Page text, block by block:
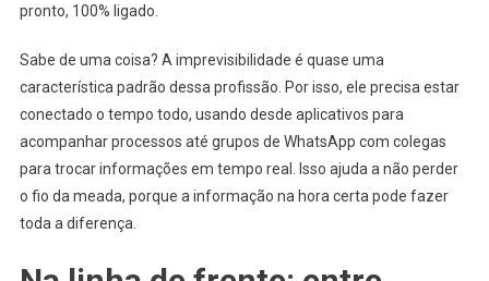
pronto, 100% ligado.
Sabe de uma coisa? A imprevisibilidade é quase uma
característica padrão dessa profissão. Por isso, ele precisa estar
conectado o tempo todo, usando desde aplicativos para
acompanhar processos até grupos de WhatsApp com colegas
para trocar informações em tempo real. Isso ajuda a não perder
o fio da meada, porque a informação na hora certa pode fazer
toda a diferença.